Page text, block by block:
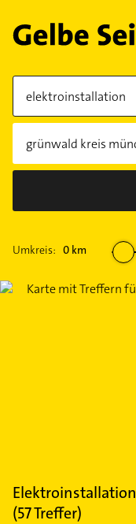
Umkreis: 0 km
Elektroinstallation
(57Treffer)